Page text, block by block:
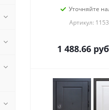
Уточняйте
Артикул:
1 488.66